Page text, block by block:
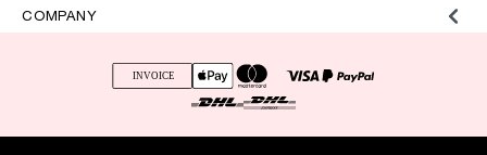
COMPANY